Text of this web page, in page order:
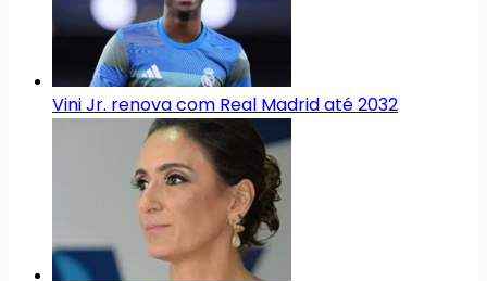
Vini Jr. renova com Real Madrid até 2032